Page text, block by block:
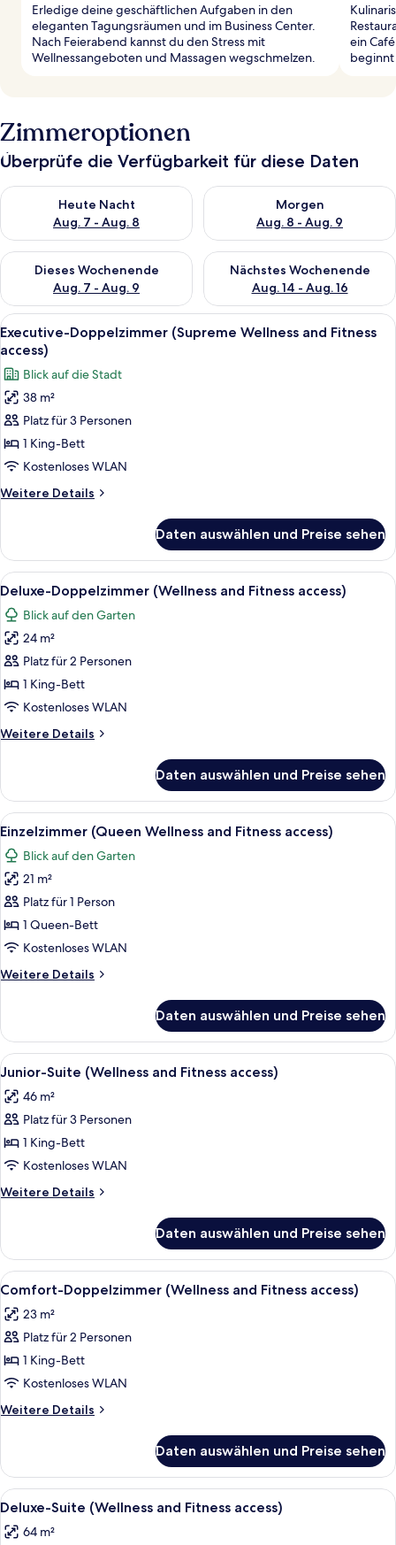
Erledige deine geschäftlichen Aufgaben in den
eleganten Tagungsräumen und im Business Center.
Nach Feierabend kannst du den Stress mit
Wellnessangeboten und Massagen wegschmelzen.
ein
beginnt
Zimmeroptionen
Überprüfe die Verfügbarkeit für diese Daten
Heute Nacht
Aug. 7 - Aug. 8
Überprüfe die Verfügbarkeit für heute Nacht, Aug. 7 - Aug. 8.
Morgen
Aug. 8 - Aug. 9
Überprüfe die Verfügbarkeit
Dieses Wochenende
Aug. 7 - Aug. 9
Überprüfe die Verfügbarkeit für dieses Wochenende, Aug. 7
Nächstes Wochenende
Aug. 14 - Aug. 16
Überprüfe die Verfügbarkeit
Alle
Fotos
für
Executive-
Doppelzimmer
(Supreme
Wellness
and
Fitness
access)
Executive-Doppelzimmer (Supreme
6
Executive-Doppelzimmer (Supreme Wellness and Fitness
access)
Blick auf die Stadt
38 m²
Platz für 3 Personen
1 King-Bett
Kostenloses WLAN
Weitere Details
Weitere
Doppelzimmer
(Supreme
Wellness
Fitness
access)
Daten auswählen und Preise sehen
Alle
Fotos
für
Deluxe-
Doppelzimmer
(Wellness
and
access)
Deluxe-Doppelzimmer (Wellness
6
Deluxe-Doppelzimmer (Wellness and Fitness access)
Blick auf den Garten
24 m²
Platz für 2 Personen
1 King-Bett
Kostenloses WLAN
Weitere Details
Weitere
Doppelzimmer
(Wellness
and
access)
Daten auswählen und Preise sehen
Alle
Fotos
für
Einzelzimmer
(Queen
Wellness
and
access)
Ein Hotelzimmer mit Bett, einer
5
Einzelzimmer (Queen Wellness and Fitness access)
Blick auf den Garten
21 m²
Platz für 1 Person
1 Queen-Bett
Kostenloses WLAN
Weitere Details
Weitere
(Queen
Wellness
and
access)
Daten auswählen und Preise sehen
Alle
Fotos
für
Junior-
Suite
(Wellness
and
Fitness
anzeigen
Ein Hotelzimmer mit einem großen
4
Junior-Suite (Wellness and Fitness access)
46 m²
Platz für 3 Personen
1 King-Bett
Kostenloses WLAN
Weitere Details
Weitere
Suite
(Wellness
and
access)
Daten auswählen und Preise sehen
Alle
Fotos
für
Comfort-
Doppelzimmer
(Wellness
and
Fitness
anzeigen
Ein Hotelzimmer mit einem großen
5
Comfort-Doppelzimmer (Wellness and Fitness access)
23 m²
Platz für 2 Personen
1 King-Bett
Kostenloses WLAN
Weitere Details
Weitere
Doppelzimmer
(Wellness
and
access)
Daten auswählen und Preise sehen
Alle
Fotos
für
Ein Zimmer mit einem Bett, einem
7
Deluxe-Suite (Wellness and Fitness access)
64 m²